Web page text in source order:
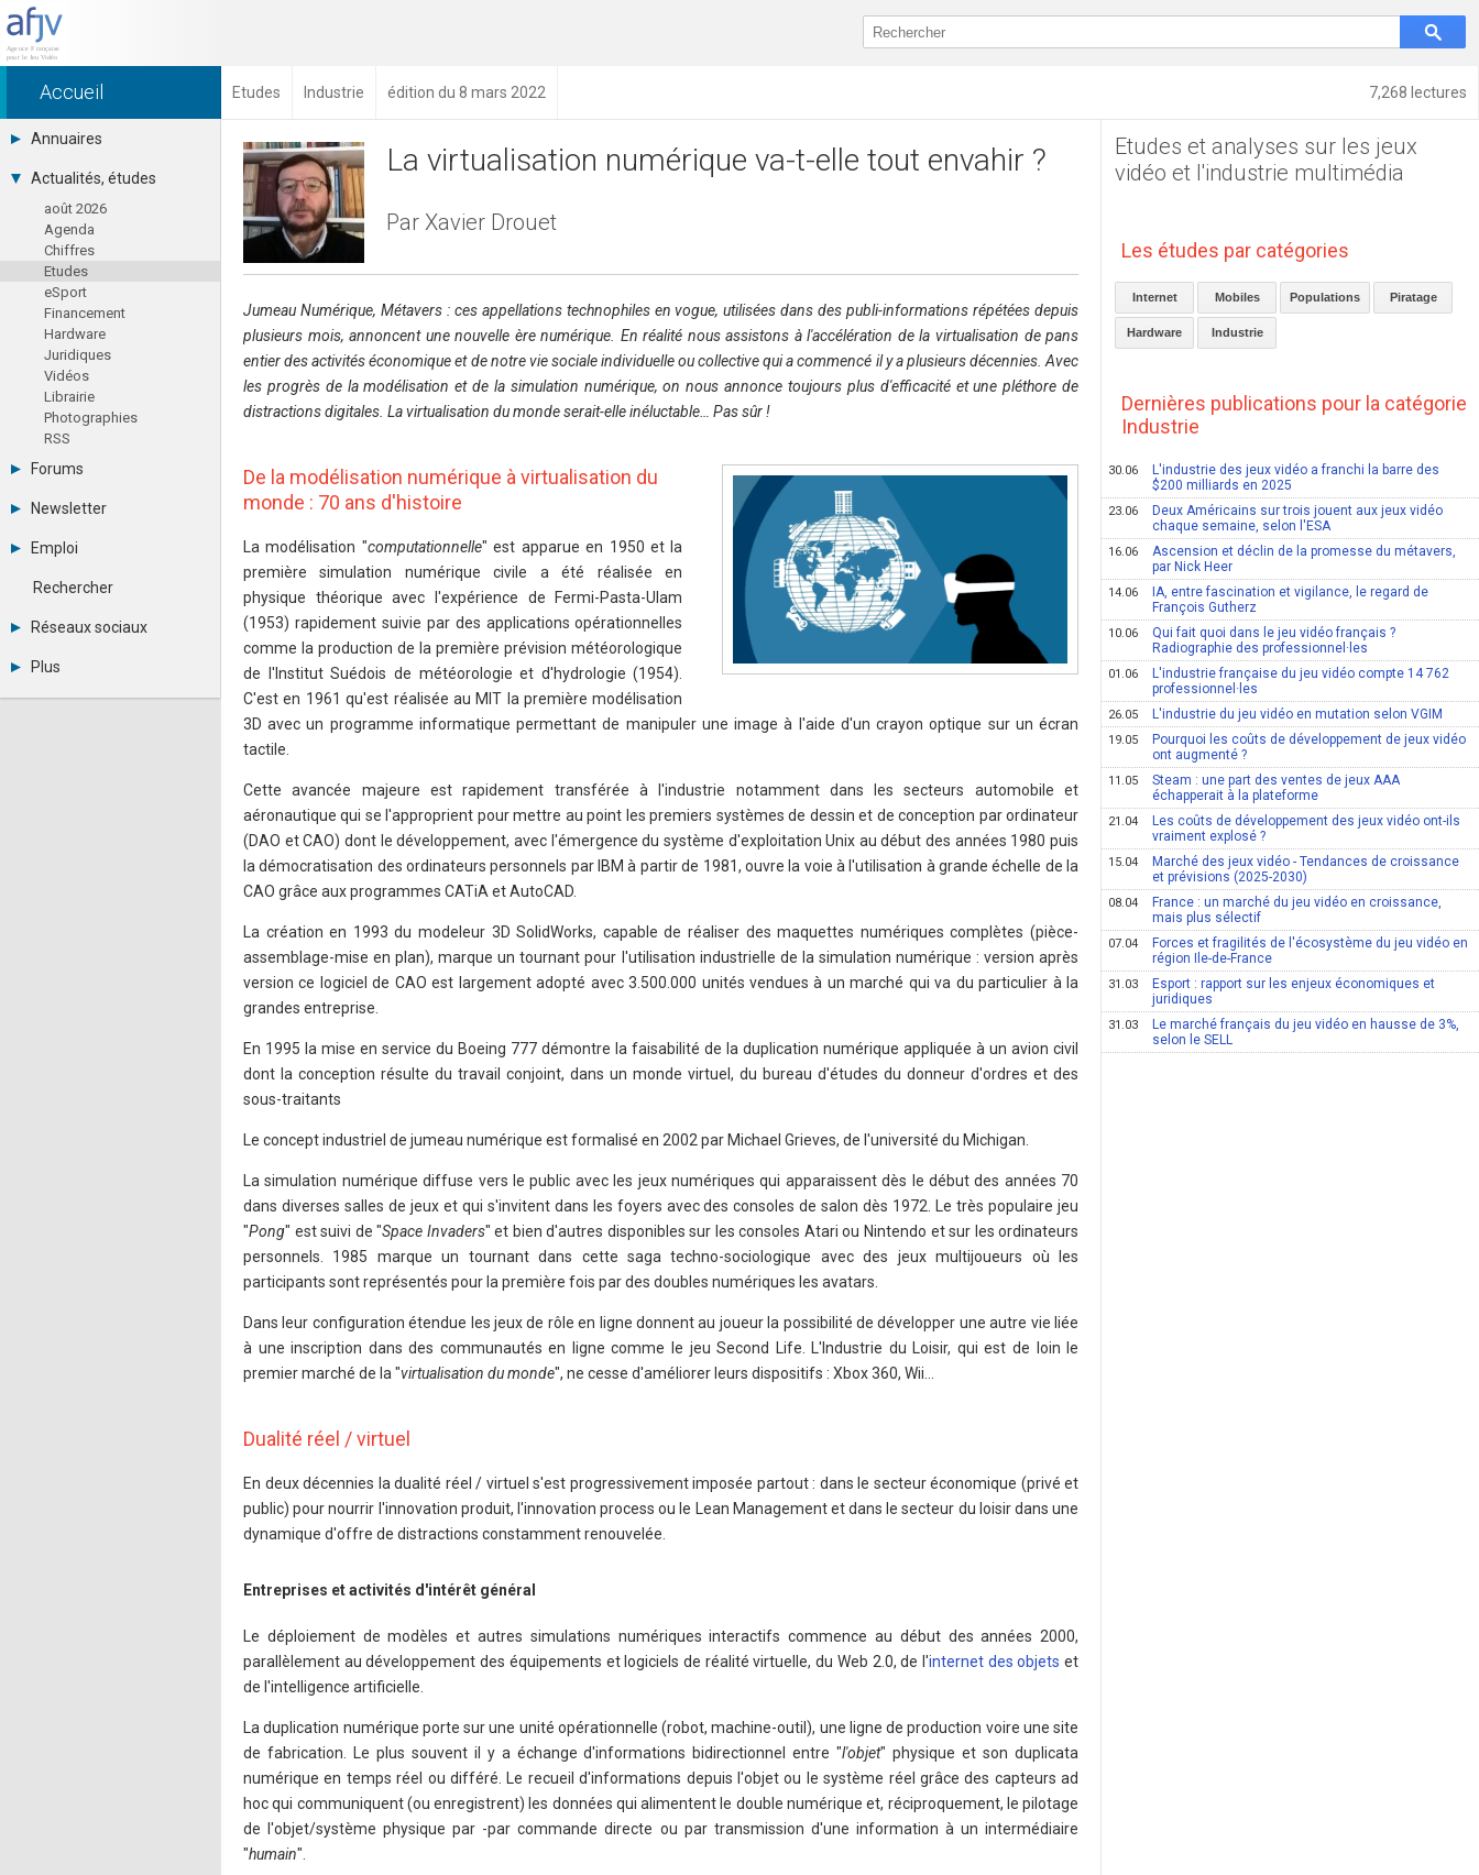
7,268 lectures
Accueil Etudes Industrie édition du 8 mars 2022
Annuaires
Toutes les sociétés (691)
Studios (418)
Editeurs (49)
Distributeurs (16)
Hard. / Accessoires (10)
Middlewares (15)
Prestataires (99)
Assoc. / Syndicats (21)
Formations / Ecoles (46)
Presse spécialisée (17)
Actualités, études
août 2026
Agenda
Chiffres
Etudes
eSport
Financement
Hardware
Juridiques
Vidéos
Librairie
Photographies
RSS
Forums
Tous les forums
Se connecter
Messages privés
Contacter un modérateur
Newsletter
Archives
Abonnement
Emploi
Consulter les annonces
Observatoire de l'emploi
Rechercher
Réseaux sociaux
LinkedIn
Plus
Annonceurs
La virtualisation numérique va-t-elle tout envahir ?
Par Xavier Drouet
Jumeau Numérique, Métavers : ces appellations technophiles en vogue, utilisées dans des publi-informations répétées depuis
plusieurs mois, annoncent une nouvelle ère numérique. En réalité nous assistons à l'accélération de la virtualisation de pans
entier des activités économique et de notre vie sociale individuelle ou collective qui a commencé il y a plusieurs décennies. Avec
les progrès de la modélisation et de la simulation numérique, on nous annonce toujours plus d'efficacité et une pléthore de
distractions digitales. La virtualisation du monde serait-elle inéluctable… Pas sûr !
De la modélisation numérique à virtualisation du
monde : 70 ans d'histoire
La modélisation "computationnelle" est apparue en 1950 et la
première simulation numérique civile a été réalisée en
physique théorique avec l'expérience de Fermi-Pasta-Ulam
(1953) rapidement suivie par des applications opérationnelles
comme la production de la première prévision météorologique
de l'Institut Suédois de météorologie et d'hydrologie (1954).
C'est en 1961 qu'est réalisée au MIT la première modélisation
3D avec un programme informatique permettant de manipuler une image à l'aide d'un crayon optique sur un écran
tactile.
Cette avancée majeure est rapidement transférée à l'industrie notamment dans les secteurs automobile et
aéronautique qui se l'approprient pour mettre au point les premiers systèmes de dessin et de conception par ordinateur
(DAO et CAO) dont le développement, avec l'émergence du système d'exploitation Unix au début des années 1980 puis
la démocratisation des ordinateurs personnels par IBM à partir de 1981, ouvre la voie à l'utilisation à grande échelle de la
CAO grâce aux programmes CATiA et AutoCAD.
La création en 1993 du modeleur 3D SolidWorks, capable de réaliser des maquettes numériques complètes (pièce-
assemblage-mise en plan), marque un tournant pour l'utilisation industrielle de la simulation numérique : version après
version ce logiciel de CAO est largement adopté avec 3.500.000 unités vendues à un marché qui va du particulier à la
grandes entreprise.
En 1995 la mise en service du Boeing 777 démontre la faisabilité de la duplication numérique appliquée à un avion civil
dont la conception résulte du travail conjoint, dans un monde virtuel, du bureau d'études du donneur d'ordres et des
sous-traitants
Le concept industriel de jumeau numérique est formalisé en 2002 par Michael Grieves, de l'université du Michigan.
La simulation numérique diffuse vers le public avec les jeux numériques qui apparaissent dès le début des années 70
dans diverses salles de jeux et qui s'invitent dans les foyers avec des consoles de salon dès 1972. Le très populaire jeu
"Pong" est suivi de "Space Invaders" et bien d'autres disponibles sur les consoles Atari ou Nintendo et sur les ordinateurs
personnels. 1985 marque un tournant dans cette saga techno-sociologique avec des jeux multijoueurs où les
participants sont représentés pour la première fois par des doubles numériques les avatars.
Dans leur configuration étendue les jeux de rôle en ligne donnent au joueur la possibilité de développer une autre vie liée
à une inscription dans des communautés en ligne comme le jeu Second Life. L'Industrie du Loisir, qui est de loin le
premier marché de la "virtualisation du monde", ne cesse d'améliorer leurs dispositifs : Xbox 360, Wii…
Dualité réel / virtuel
En deux décennies la dualité réel / virtuel s'est progressivement imposée partout : dans le secteur économique (privé et
public) pour nourrir l'innovation produit, l'innovation process ou le Lean Management et dans le secteur du loisir dans une
dynamique d'offre de distractions constamment renouvelée.
Entreprises et activités d'intérêt général
Le déploiement de modèles et autres simulations numériques interactifs commence au début des années 2000,
parallèlement au développement des équipements et logiciels de réalité virtuelle, du Web 2.0, de l'internet des objets et
de l'intelligence artificielle.
La duplication numérique porte sur une unité opérationnelle (robot, machine-outil), une ligne de production voire une site
de fabrication. Le plus souvent il y a échange d'informations bidirectionnel entre "l'objet" physique et son duplicata
numérique en temps réel ou différé. Le recueil d'informations depuis l'objet ou le système réel grâce des capteurs ad
hoc qui communiquent (ou enregistrent) les données qui alimentent le double numérique et, réciproquement, le pilotage
de l'objet/système physique par -par commande directe ou par transmission d'une information à un intermédiaire
"humain".
Etudes et analyses sur les jeux
vidéo et l'industrie multimédia
Les études par catégories
Internet Mobiles Populations Piratage
Hardware Industrie
Dernières publications pour la catégorie
Industrie
30.06
L'industrie des jeux vidéo a franchi la barre des
$200 milliards en 2025
23.06
Deux Américains sur trois jouent aux jeux vidéo
chaque semaine, selon l'ESA
16.06
Ascension et déclin de la promesse du métavers,
par Nick Heer
14.06
IA, entre fascination et vigilance, le regard de
François Gutherz
10.06
Qui fait quoi dans le jeu vidéo français ?
Radiographie des professionnel·les
01.06
L'industrie française du jeu vidéo compte 14 762
professionnel·les
26.05 L'industrie du jeu vidéo en mutation selon VGIM
19.05
Pourquoi les coûts de développement de jeux vidéo
ont augmenté ?
11.05
Steam : une part des ventes de jeux AAA
échapperait à la plateforme
21.04
Les coûts de développement des jeux vidéo ont-ils
vraiment explosé ?
15.04
Marché des jeux vidéo - Tendances de croissance
et prévisions (2025-2030)
08.04
France : un marché du jeu vidéo en croissance,
mais plus sélectif
07.04
Forces et fragilités de l'écosystème du jeu vidéo en
région Ile-de-France
31.03
Esport : rapport sur les enjeux économiques et
juridiques
31.03
Le marché français du jeu vidéo en hausse de 3%,
selon le SELL